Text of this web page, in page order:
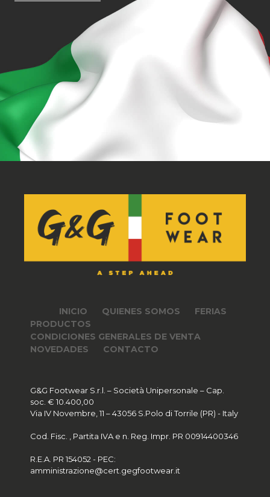
INICIO QUIENES SOMOS
FERIAS
PRODUCTOS
CONDICIONES GENERALES DE VENTA
NOVEDADES
CONTACTO
G&G Footwear S.r.l. – Società Unipersonale – Cap.
soc. € 10.400,00
Via IV Novembre, 11 – 43056 S.Polo di Torrile (PR) - Italy
Cod. Fisc. , Partita IVA e n. Reg. Impr. PR 00914400346
R.E.A. PR 154052 - PEC:
amministrazione@cert.gegfootwear.it